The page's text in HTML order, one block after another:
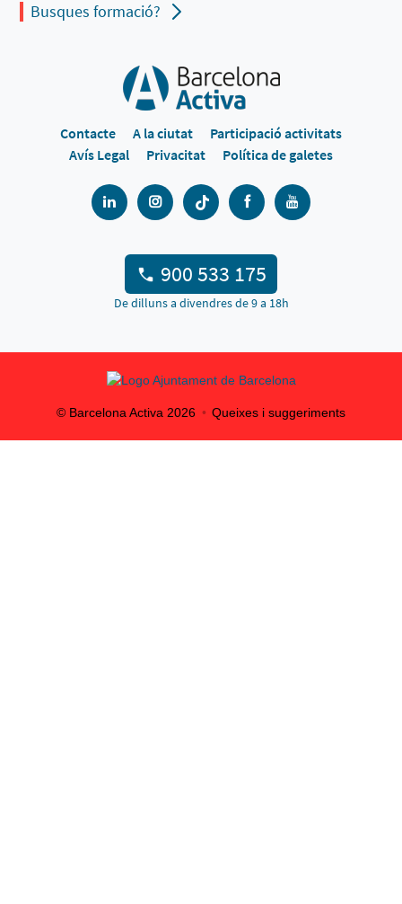
Busques formació?
Contacte A la ciutat
Participació activitats
Avís Legal
Privacitat Política de galetes
900 533 175
De dilluns a divendres de 9 a 18h
© Barcelona Activa 2026 Queixes i suggeriments